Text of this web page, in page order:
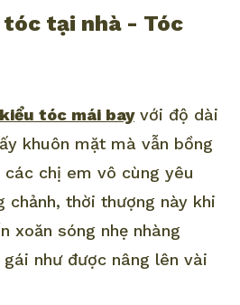
tóc tại nhà - Tóc
kiểu tóc mái bayvới độ dài
khuôn mặt mà vẫn bồng
các chị em vô cùng yêu
chảnh, thời thượng này khi
xoăn sóng nhẹ nhàng
gái như được nâng lên vài